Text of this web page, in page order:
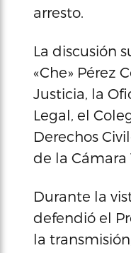
arresto.
La discusión
«Che» Pérez
Justicia, la
Legal, el
Derechos
de la Cámara
Durante la
defendió el
la